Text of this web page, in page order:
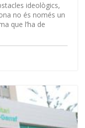
ideològics,
no és només un
que l’ha de